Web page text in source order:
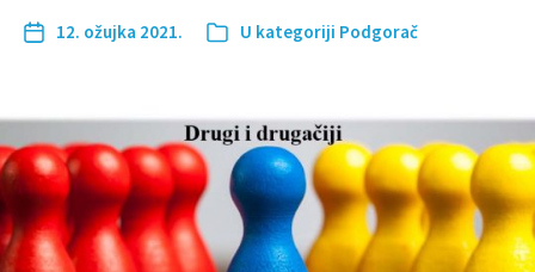
12. ožujka 2021. U kategoriji Podgorač